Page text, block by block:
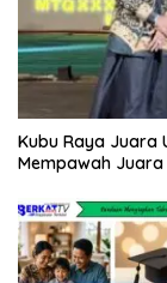
Kubu Raya Juara
Mempawah